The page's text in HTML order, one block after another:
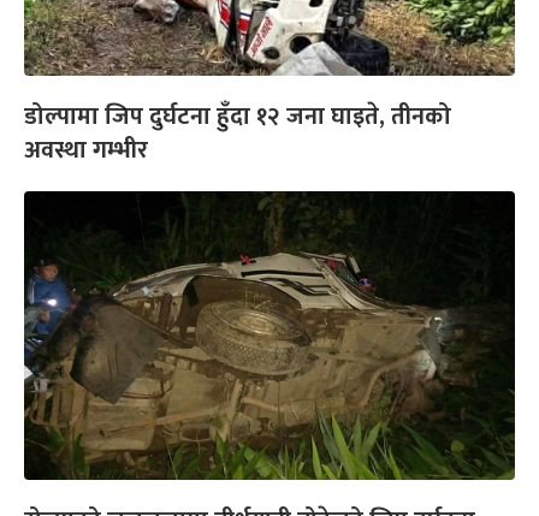
डोल्पामा जिप दुर्घटना हुँदा १२ जना घाइते, तीनको
अवस्था गम्भीर